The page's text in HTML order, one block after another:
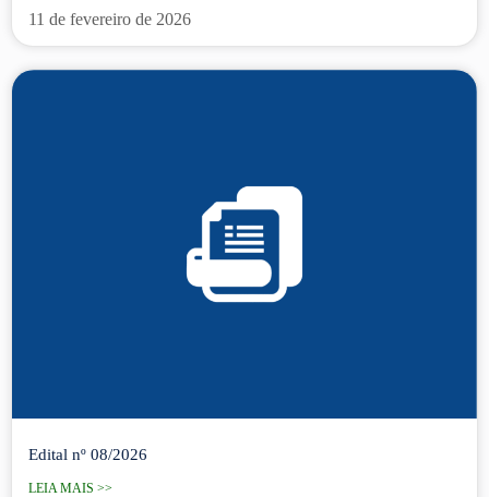
11 de fevereiro de 2026
Edital nº 08/2026
LEIA MAIS >>